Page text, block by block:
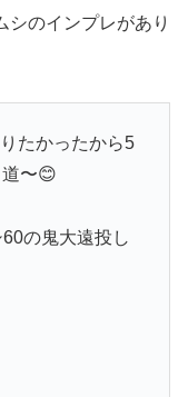
シのインプレがあり
たかったから5
〜😊
の鬼大遠投し